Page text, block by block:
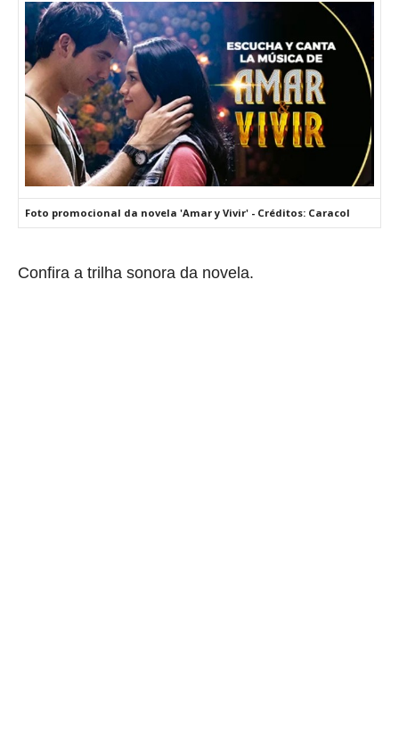
Foto promocional da novela 'Amar y Vivir' - Créditos: Caracol
Confira a trilha sonora da novela.